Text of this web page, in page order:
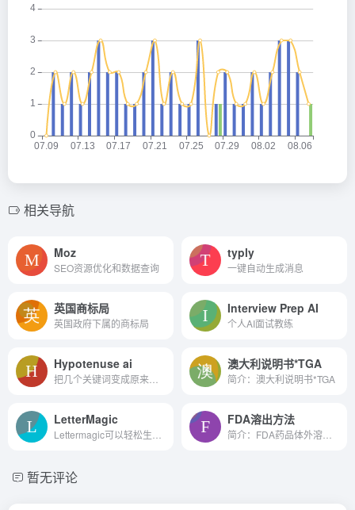
相关导航
Moz
SEO资源优化和数据查询
typly
一键自动生成消息
英国商标局
英国政府下属的商标局
Interview Prep AI
个人AI面试教练
Hypotenuse ai 澳大利说明书*TGA
简介：澳大利说明书*TGA
LetterMagic FDA溶出方法
暂无评论